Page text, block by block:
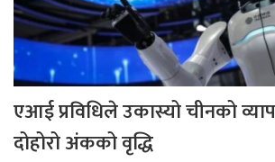
एआई प्रविधिले उकास्यो चीनको
दोहोरो अंकको वृद्धि